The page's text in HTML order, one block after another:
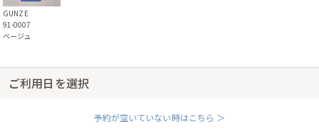
GUNZE
91-0007
ベージュ
ご利用日を選択
予約が空いていない時はこちら ＞